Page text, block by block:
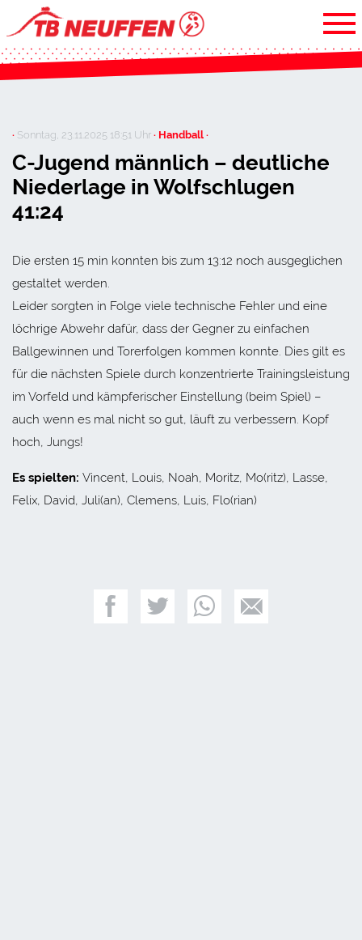
· Sonntag, 23.11.2025 18:51 Uhr· Handball ·
C-Jugend männlich – deutliche
Niederlage in Wolfschlugen
41:24
Die ersten 15 min konnten bis zum 13:12 noch ausgeglichen
gestaltet werden.
Leider sorgten in Folge viele technische Fehler und eine
löchrige Abwehr dafür, dass der Gegner zu einfachen
Ballgewinnen und Torerfolgen kommen konnte. Dies gilt es
für die nächsten Spiele durch konzentrierte Trainingsleistung
im Vorfeld und kämpferischer Einstellung (beim Spiel) –
auch wenn es mal nicht so gut, läuft zu verbessern. Kopf
hoch, Jungs!
Es spielten: Vincent, Louis, Noah, Moritz, Mo(ritz), Lasse,
Felix, David, Juli(an), Clemens, Luis, Flo(rian)